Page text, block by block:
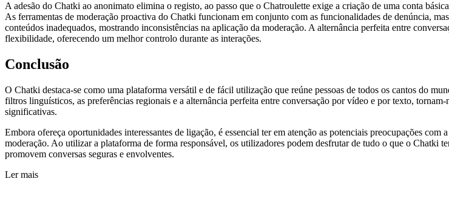
A adesão do Chatki ao anonimato elimina o registo, ao passo que o Chatroulette exige a criação de uma conta
As ferramentas de moderação proactiva do Chatki funcionam em conjunto com as funcionalidades de denúncia,
conteúdos inadequados, mostrando inconsistências na aplicação da moderação. A alternância perfeita entre
flexibilidade, oferecendo um melhor controlo durante as interações.
Conclusão
O Chatki destaca-se como uma plataforma versátil e de fácil utilização que reúne pessoas de todos os cantos do
filtros linguísticos, as preferências regionais e a alternância perfeita entre conversação por vídeo e por texto,
significativas.
Embora ofereça oportunidades interessantes de ligação, é essencial ter em atenção as potenciais preocupações com
moderação. Ao utilizar a plataforma de forma responsável, os utilizadores podem desfrutar de tudo o que o Chatki
promovem conversas seguras e envolventes.
Ler mais